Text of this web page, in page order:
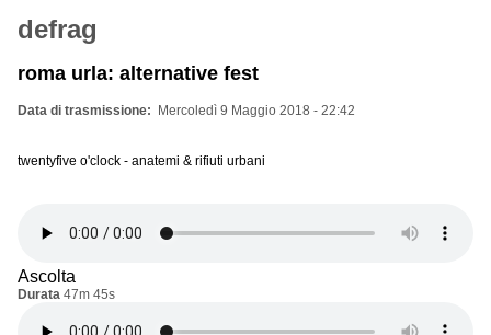
defrag
roma urla: alternative fest
Data di trasmissione Mercoledì 9 Maggio 2018 - 22:42
twentyfive o'clock - anatemi & rifiuti urbani
Ascolta
Durata 47m 45s